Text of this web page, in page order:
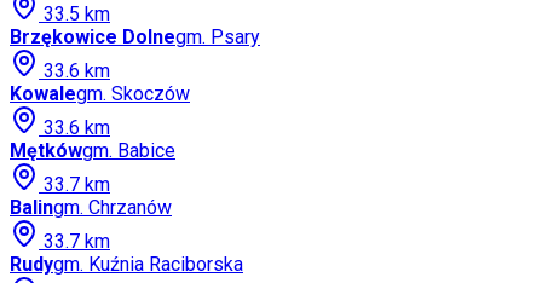
33.5 km
Brzękowice Dolnegm. Psary
33.6 km
Kowalegm. Skoczów
33.6 km
Mętkówgm. Babice
33.7 km
Balingm. Chrzanów
33.7 km
Rudygm. Kuźnia Raciborska